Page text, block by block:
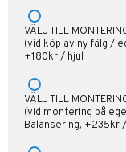
VÄLJ TILL
(vid köp av ny fälg /
+180kr / hjul
VÄLJ TILL
(vid montering på
Balansering, +235kr